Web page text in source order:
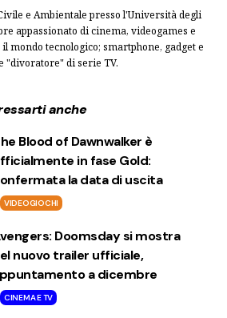
e Ambientale presso l'Università degli
appassionato di cinema, videogames e
mondo tecnologico; smartphone, gadget e
"divoratore" di serie TV.
anche
Blood of Dawnwalker è
in fase Gold:
la data di uscita
VIDEOGIOCHI
Doomsday si mostra
nuovo trailer ufficiale,
a dicembre
CINEMA E TV